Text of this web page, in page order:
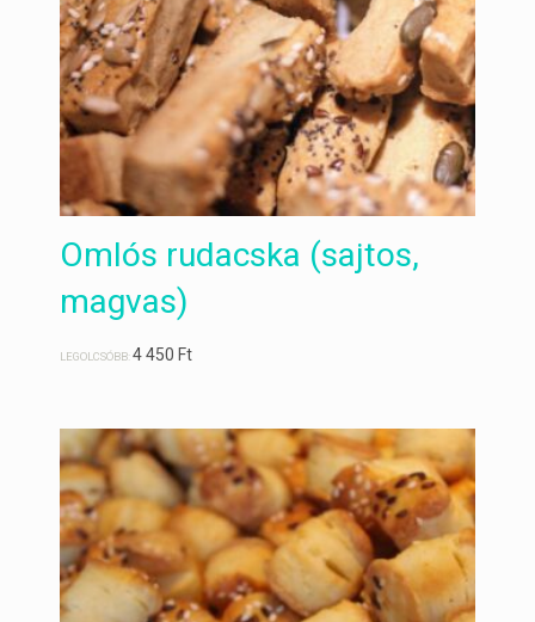
Omlós rudacska (sajtos,
magvas)
LEGOLCSÓBB:4 450Ft